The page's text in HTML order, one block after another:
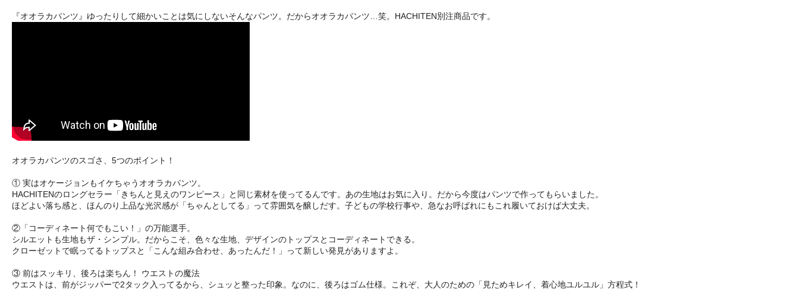
『オオラカパンツ』ゆったりして細かいことは気にしないそんなパンツ。だからオオラカパンツ…笑。HACHITEN別注商品です。
オオラカパンツのスゴさ、5つのポイント！
① 実はオケージョンもイケちゃうオオラカパンツ。
HACHITENのロングセラー「きちんと見えのワンピース」と同じ素材を使ってるんです。あの生地はお気に入り。だから今度はパンツで作ってもらいました。
ほどよい落ち感と、ほんのり上品な光沢感が「ちゃんとしてる」って雰囲気を醸しだす。子どもの学校行事や、急なお呼ばれにもこれ履いておけば大丈夫。
②「コーディネート何でもこい！」の万能選手。
シルエットも生地もザ・シンプル。だからこそ、色々な生地、デザインのトップスとコーディネートできる。
クローゼットで眠ってるトップスと「こんな組み合わせ、あったんだ！」って新しい発見がありますよ。
③ 前はスッキリ、後ろは楽ちん！ ウエストの魔法
ウエストは、前がジッパーで2タック入ってるから、シュッと整った印象。なのに、後ろはゴム仕様。これぞ、大人のための「見ためキレイ、着心地ユルユル」方程式！